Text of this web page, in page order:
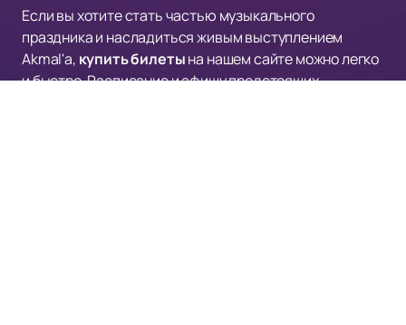
Если вы хотите стать частью музыкального
праздника и насладиться живым выступлением
Akmal'а, купить билетына нашем сайте можно легко
и быстро. Расписание и афишу предстоящих